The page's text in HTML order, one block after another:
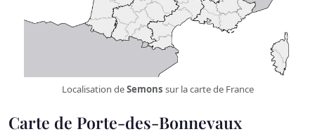
Localisation deSemons sur la carte de France
Carte de Porte-des-Bonnevaux